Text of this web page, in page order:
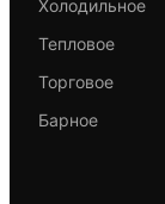
Холодильное
Тепловое
Торговое
Барное